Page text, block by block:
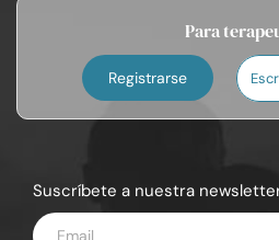
Para
Registrarse
Suscríbete a nuestra
Introduce